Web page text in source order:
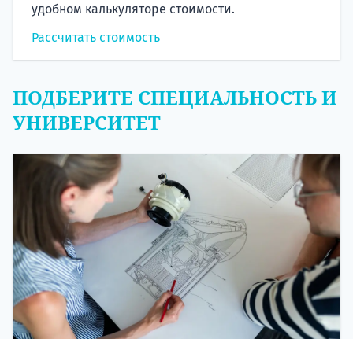
удобном калькуляторе стоимости.
Рассчитать стоимость
ПОДБЕРИТЕ СПЕЦИАЛЬНОСТЬ И
УНИВЕРСИТЕТ